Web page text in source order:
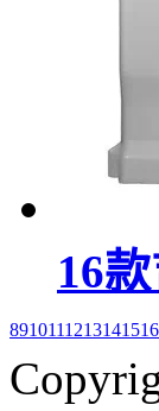
16
8910111213141516